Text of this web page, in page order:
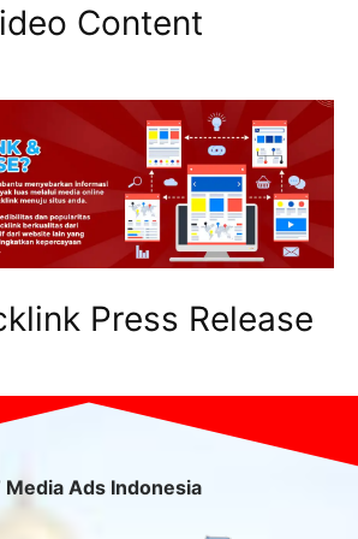
Content
Press Release
Media Ads Indonesia